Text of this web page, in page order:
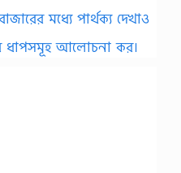
মধ্যে পার্থক্য দেখাও
ধাপসমূহ আলোচনা কর।